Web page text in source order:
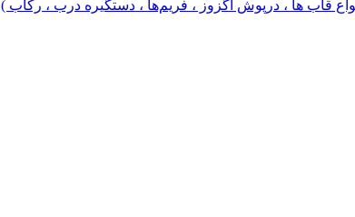
قاب ها ، درپوش اگزوز ، فریم‌ها ، دستگیره درب ، رکاب )